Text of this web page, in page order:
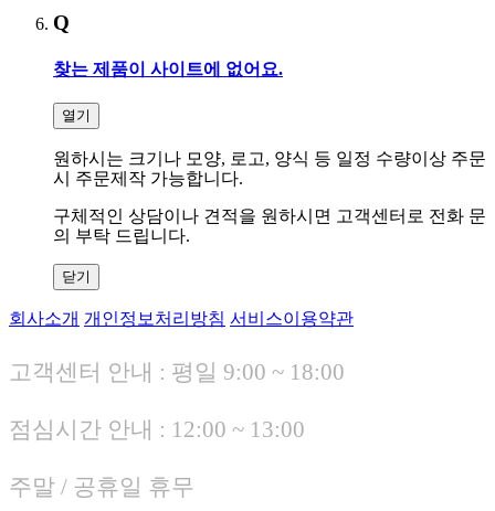
Q
찾는 제품이 사이트에 없어요.
열기
원하시는 크기나 모양, 로고, 양식 등 일정 수량이상 주문
시 주문제작 가능합니다.
구체적인 상담이나 견적을 원하시면 고객센터로 전화 문
의 부탁 드립니다.
닫기
회사소개 개인정보처리방침 서비스이용약관
고객센터 안내 : 평일 9:00 ~ 18:00
점심시간 안내 : 12:00 ~ 13:00
주말 / 공휴일 휴무